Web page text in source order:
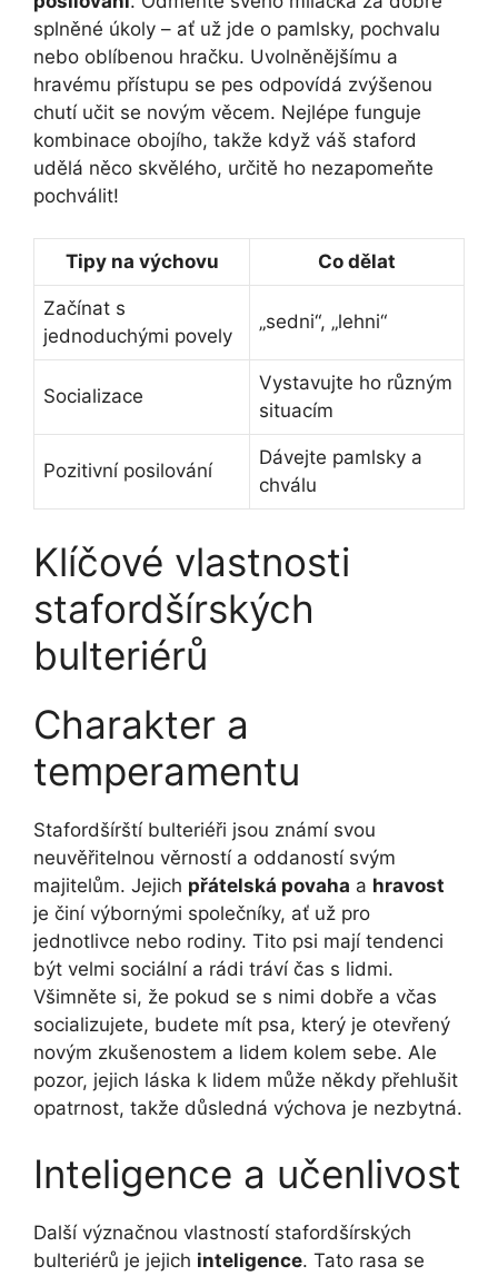
⁢splněné úkoly‌ – ať už jde o ⁢pamlsky, pochvalu
nebo oblíbenou hračku. Uvolněnějšímu a
hravému přístupu se pes odpovídá zvýšenou
chutí učit se novým věcem. Nejlépe funguje
kombinace obojího, takže když váš staford
udělá‍ něco skvělého, určitě ⁢ho nezapomeňte
pochválit!
Tipy na⁢ výchovu Co dělat
Začínat s
jednoduchými povely
„sedni“, „lehni“
Socializace
Vystavujte ho‍ různým
situacím
Pozitivní posilování
Dávejte pamlsky a‍
chválu
Klíčové vlastnosti
‌stafordšírských
bulteriérů
Charakter a
temperamentu
Stafordšírští bulteriéři jsou známí svou
neuvěřitelnou⁤ věrností a⁣ oddaností svým
majitelům. Jejich přátelská ​povaha a hravost
je činí výbornými společníky, ať už pro
jednotlivce nebo ⁢rodiny. Tito psi mají tendenci
být ⁤velmi sociální a rádi tráví⁣ čas s lidmi.
‌Všimněte si, že pokud se s nimi‌ dobře a včas
socializujete,⁢ budete mít psa, který je otevřený⁣
novým zkušenostem a lidem kolem sebe. Ale
pozor, jejich láska k lidem může někdy přehlušit
opatrnost, takže důsledná výchova ⁢je nezbytná.
Inteligence a učenlivost
Další význačnou vlastností stafordšírských
bulteriérů je jejich inteligence. Tato rasa se